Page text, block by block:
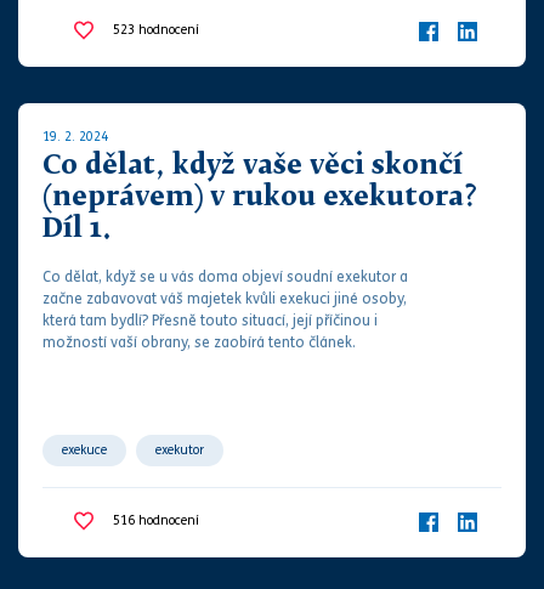
523 hodnocení
19. 2. 2024
Co dělat, když vaše věci skončí
(neprávem) v rukou exekutora?
Díl 1.
Co dělat, když se u vás doma objeví soudní exekutor a
začne zabavovat váš majetek kvůli exekuci jiné osoby,
která tam bydlí? Přesně touto situací, její příčinou i
možností vaší obrany, se zaobírá tento článek.
exekuce exekutor
516 hodnocení